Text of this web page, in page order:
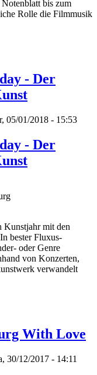
bis zum
Rolle die Filmmusik
- Der
05/01/2018 - 15:53
- Der
Kunstjahr mit den
bester Fluxus-
oder Genre
von Konzerten,
verwandelt
With Love
30/12/2017 - 14:11